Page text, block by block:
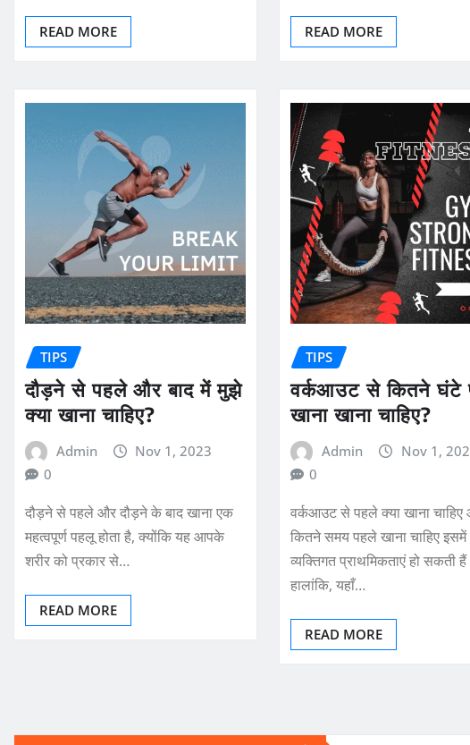
READ MORE READ MORE
TIPS
दौड़ने से पहले और बाद में मुझे
क्या खाना चाहिए?
Admin
Nov 1, 2023
0
दौड़ने से पहले और दौड़ने के बाद खाना एक
महत्वपूर्ण पहलू होता है, क्योंकि यह आपके
शरीर को प्रकार से…
READ MORE
TIPS
वर्कआउट से कितने घंटे
खाना खाना चाहिए?
Admin
Nov 1,
0
वर्कआउट से पहले क्या खाना
कितने समय पहले खाना चाहिए इसमें
व्यक्तिगत प्राथमिकताएं हो सकती
हालांकि, यहाँ…
READ MORE